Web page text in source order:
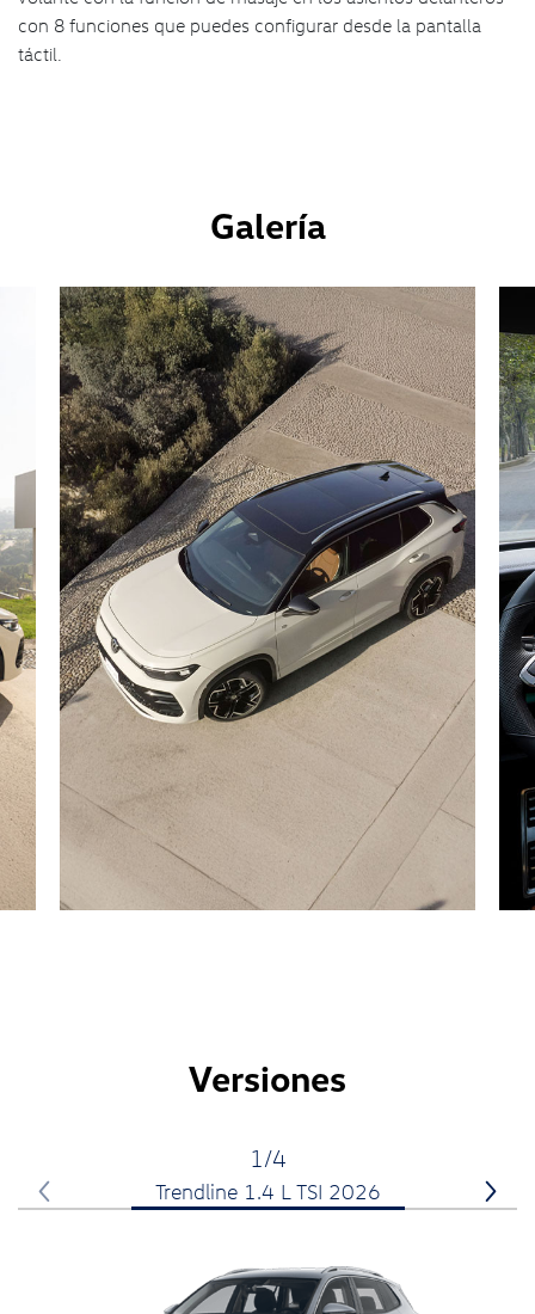
con 8 funciones que puedes configurar desde la pantalla
táctil.
Galería
Versiones
1/4
Trendline 1.4 L TSI 2026